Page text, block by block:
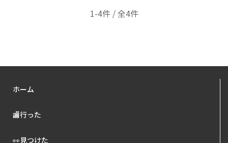
1-4件 / 全4件
ホーム
🏬行った
👀見つけた